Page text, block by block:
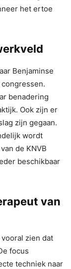
het ertoe
Benjaminse
benadering
Ook zijn er
zijn gegaan.
wordt
de KNVB
beschikbaar
van
zien dat
focus
techniek naar